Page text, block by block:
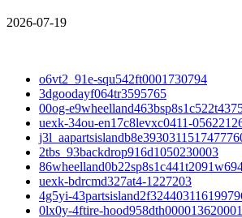
2026-07-19
o6vt2_91e-squ542ft0001730794
3dgoodayf064tr3595765
00og-
uexk-34ou-en17c8levxc0411-
2tbs_93backdrop916d1050230003
uexk-bdrcmd327at4-1227203
4g5yi-
0lx0y-4ftire-